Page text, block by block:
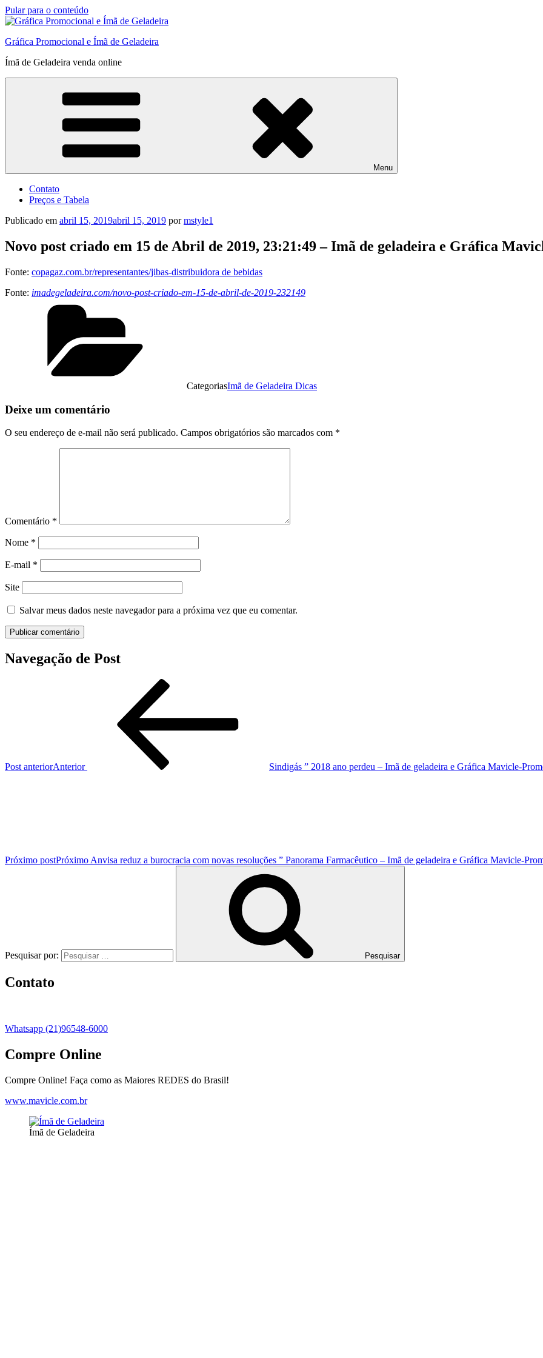
Pular para o conteúdo
Gráfica Promocional e Ímã de Geladeira
Ímã de Geladeira venda online
Menu
Contato
Preços e Tabela
Publicado em abril 15, 2019abril 15, 2019 pormstyle1
Novo post criado em 15 de Abril de 2019, 23:21:49 – Imã de geladeira e Gráfica
Fonte: copagaz.com.br/representantes/jibas-distribuidora de bebidas
Fonte: imadegeladeira.com/novo-post-criado-em-15-de-abril-de-2019-232149
CategoriasImã de Geladeira Dicas
Deixe um comentário
O seu endereço de e-mail não será publicado. Campos obrigatórios são marcados com *
Comentário *
Nome *
E-mail *
Site
Salvar meus dados neste navegador para a próxima vez que eu comentar.
Navegação de Post
Post anteriorAnterior Sindigás ” 2018 ano perdeu – Imã de geladeira e Gráfica Mavicle-
Próximo postPróximo Anvisa reduz a burocracia com novas resoluções ” Panorama Farmacêutico – Imã de geladeira e Gráfica Mavicle-
Pesquisar por: Pesquisar
Contato
Whatsapp (21)96548-6000
Compre Online
Compre Online! Faça como as Maiores REDES do Brasil!
www.mavicle.com.br
Ímã de Geladeira